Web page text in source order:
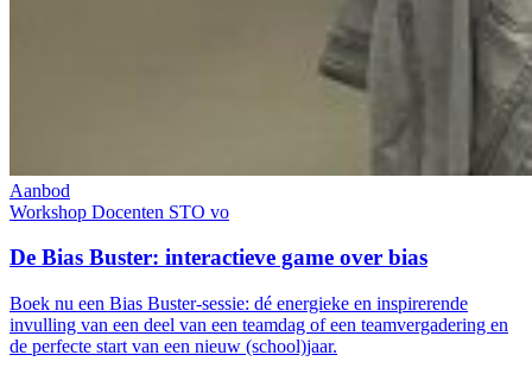
Aanbod
Workshop Docenten STO vo
De Bias Buster: interactieve game over bias
Boek nu een Bias Buster-sessie: dé energieke en inspirerende
invulling van een deel van een teamdag of een teamvergadering en
de perfecte start van een nieuw (school)jaar.